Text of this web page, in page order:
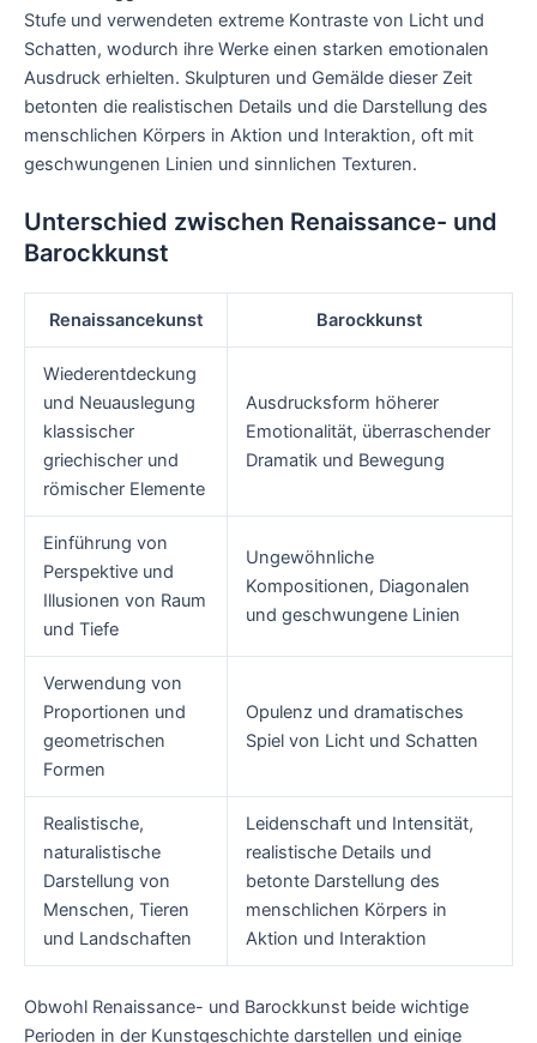
Stufe und verwendeten extreme Kontraste von Licht und
Schatten, wodurch ihre Werke einen starken emotionalen
Ausdruck erhielten. Skulpturen und Gemälde dieser Zeit
betonten die realistischen Details und die Darstellung des
menschlichen Körpers in Aktion und Interaktion, oft mit
geschwungenen Linien und sinnlichen Texturen.
Unterschied zwischen Renaissance- und
Barockkunst
Renaissancekunst Barockkunst
Wiederentdeckung
und Neuauslegung
klassischer
griechischer und
römischer Elemente
Ausdrucksform höherer
Emotionalität, überraschender
Dramatik und Bewegung
Einführung von
Perspektive und
Illusionen von Raum
und Tiefe
Ungewöhnliche
Kompositionen, Diagonalen
und geschwungene Linien
Verwendung von
Proportionen und
geometrischen
Formen
Opulenz und dramatisches
Spiel von Licht und Schatten
Realistische,
naturalistische
Darstellung von
Menschen, Tieren
und Landschaften
Leidenschaft und Intensität,
realistische Details und
betonte Darstellung des
menschlichen Körpers in
Aktion und Interaktion
Obwohl Renaissance- und Barockkunst beide wichtige
Perioden in der Kunstgeschichte darstellen und einige